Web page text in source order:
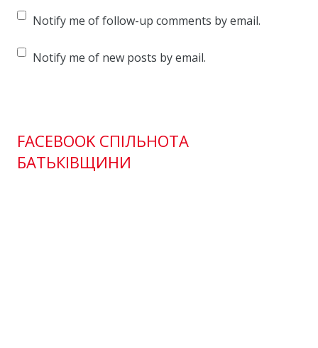
Notify me of follow-up comments by email.
Notify me of new posts by email.
FACEBOOK СПІЛЬНОТА
БАТЬКІВЩИНИ